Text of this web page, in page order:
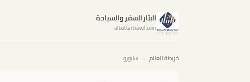
البتار للسفر والسياحة
albattartravel.com
خريطة العالم › سابورو